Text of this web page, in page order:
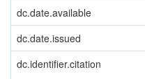
dc.date.available
dc.date.issued
dc.identifier.citation